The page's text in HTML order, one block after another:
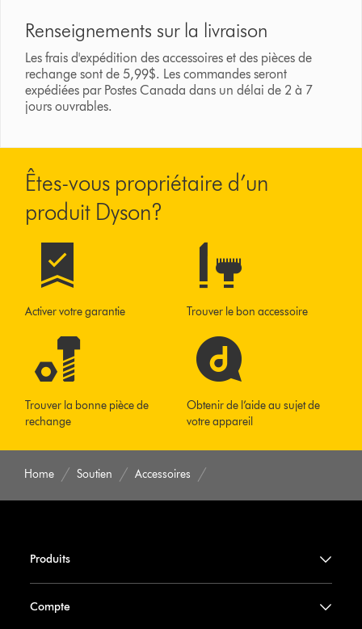
Renseignements sur la livraison
Les frais d'expédition des accessoires et des pièces de
rechange sont de 5,99$. Les commandes seront
expédiées par Postes Canada dans un délai de 2 à 7
jours ouvrables.
Êtes-vous propriétaire d’un
produit Dyson?
Activer votre garantie Trouver le bon accessoire
Trouver la bonne pièce de
rechange
Obtenir de l’aide au sujet de
votre appareil
Home Soutien Accessoires
Produits
Compte